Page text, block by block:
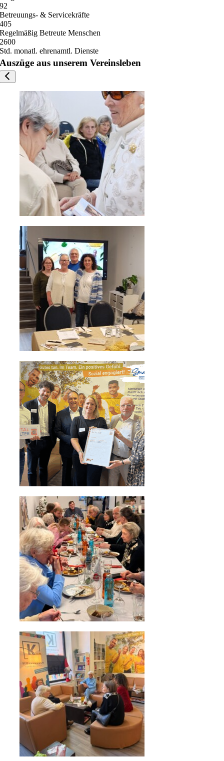
92
Betreuungs- & Servicekräfte
405
Regelmäßig Betreute Menschen
2600
Std. monatl. ehrenamtl. Dienste
Auszüge aus unserem Vereinsleben